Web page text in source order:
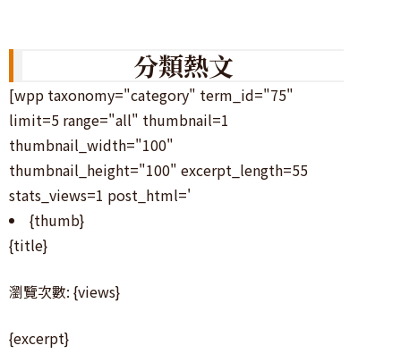
分類熱文
[wpp taxonomy="category" term_id="75"
limit=5 range="all" thumbnail=1
thumbnail_width="100"
thumbnail_height="100" excerpt_length=55
stats_views=1 post_html='
{thumb}
{title}
瀏覽次數: {views}
{excerpt}